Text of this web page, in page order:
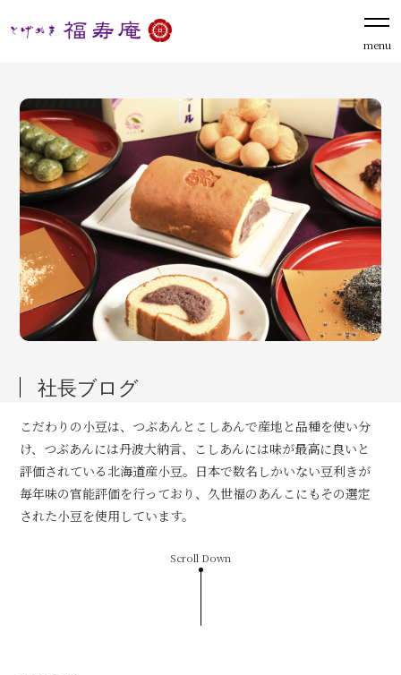
menu
社長ブログ
こだわりの小豆は、つぶあんとこしあんで産地と品種を使い分
け、つぶあんには丹波大納言、こしあんには味が最高に良いと
評価されている北海道産小豆。日本で数名しかいない豆利きが
毎年味の官能評価を行っており、久世福のあんこにもその選定
された小豆を使用しています。
Scroll Down